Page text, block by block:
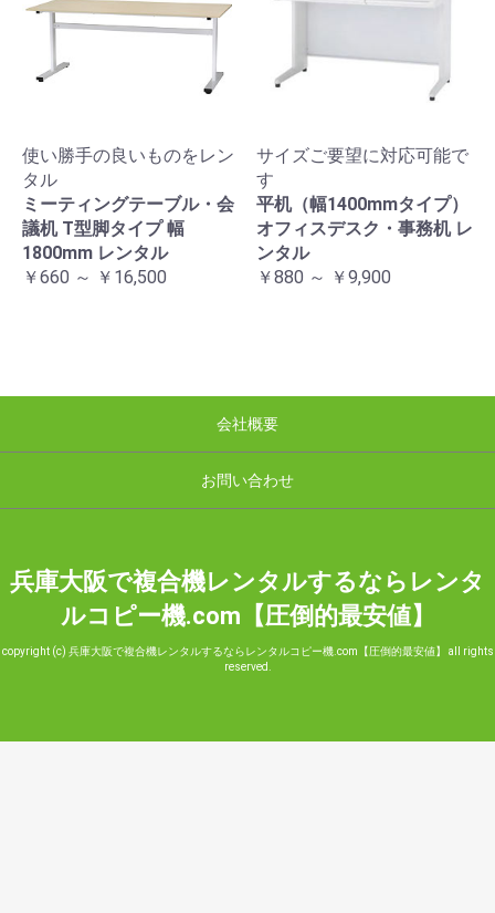
使い勝手の良いものをレン
タル
ミーティングテーブル・会
議机 T型脚タイプ 幅
1800mm レンタル
￥660 ～ ￥16,500
サイズご要望に対応可能で
す
平机（幅1400mmタイプ）
オフィスデスク・事務机 レ
ンタル
￥880 ～ ￥9,900
会社概要
お問い合わせ
兵庫大阪で複合機レンタルするならレンタ
ルコピー機.com【圧倒的最安値】
copyright (c) 兵庫大阪で複合機レンタルするならレンタルコピー機.com【圧倒的最安値】 all rights
reserved.